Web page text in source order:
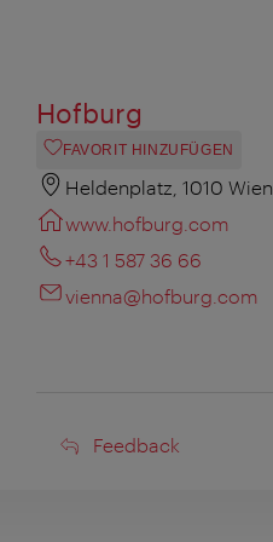
Hofburg
FAVORIT HINZUFÜGEN
Heldenplatz, 1010 Wien
www.hofburg.com
+43 1 587 36 66
vienna@hofburg.com
Feedback
Feedback